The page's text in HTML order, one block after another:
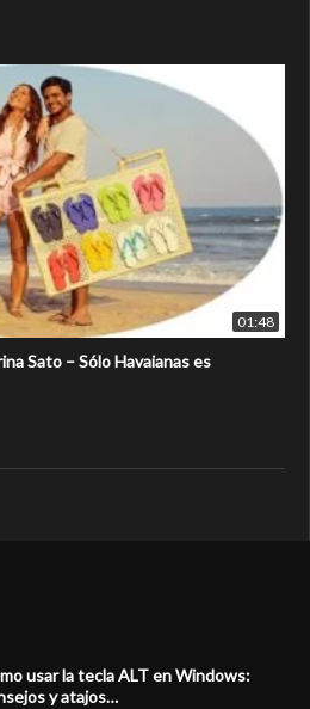
01:48
Sato – Sólo Havaianas es
usar la tecla ALT en Windows:
y atajos…